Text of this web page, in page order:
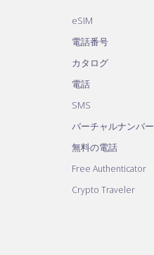
eSIM
電話番号
カタログ
電話
SMS
バーチャルナンバー
無料の電話
Free Authenticator
Crypto Traveler